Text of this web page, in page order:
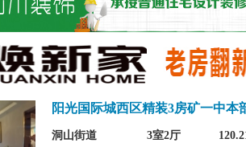
10-15年
低层
地下室
交通便利
学区房
随时看房
独家房源
采光好
购物便捷
阳光国际城西区精装3房矿一中本
洞山街道 3室2厅